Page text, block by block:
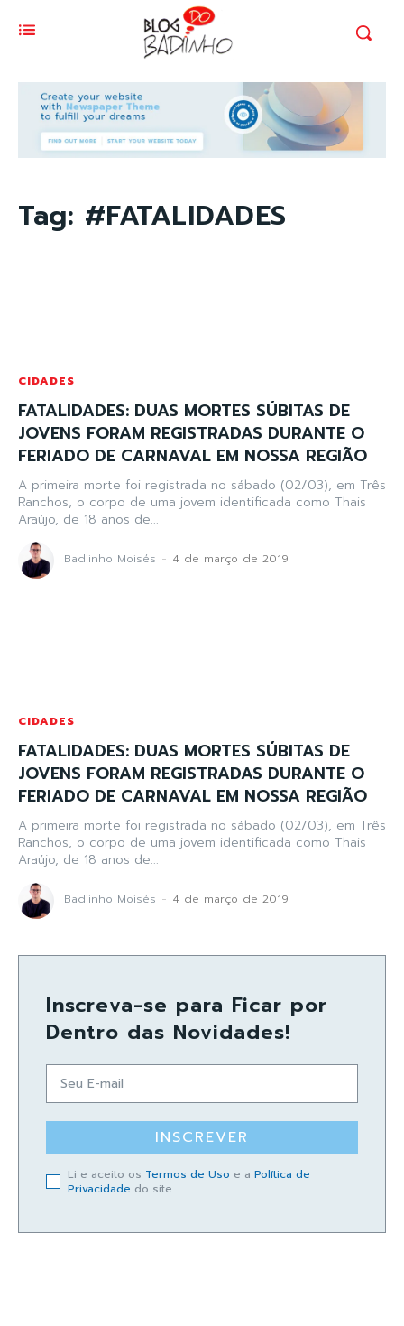
Tag: #FATALIDADES
CIDADES
FATALIDADES: DUAS MORTES SÚBITAS DE
JOVENS FORAM REGISTRADAS DURANTE O
FERIADO DE CARNAVAL EM NOSSA REGIÃO
A primeira morte foi registrada no sábado (02/03), em Três
Ranchos, o corpo de uma jovem identificada como Thais
Araújo, de 18 anos de...
Badiinho Moisés - 4 de março de 2019
CIDADES
FATALIDADES: DUAS MORTES SÚBITAS DE
JOVENS FORAM REGISTRADAS DURANTE O
FERIADO DE CARNAVAL EM NOSSA REGIÃO
A primeira morte foi registrada no sábado (02/03), em Três
Ranchos, o corpo de uma jovem identificada como Thais
Araújo, de 18 anos de...
Badiinho Moisés - 4 de março de 2019
Inscreva-se para Ficar por
Dentro das Novidades!
INSCREVER
Li e aceito os Termos de Uso e a Política de
Privacidade do site.